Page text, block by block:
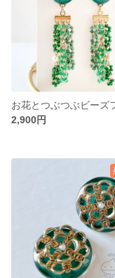
2,900円